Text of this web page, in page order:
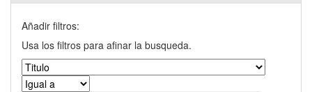
Añadir filtros:
Usa los filtros para afinar la busqueda.